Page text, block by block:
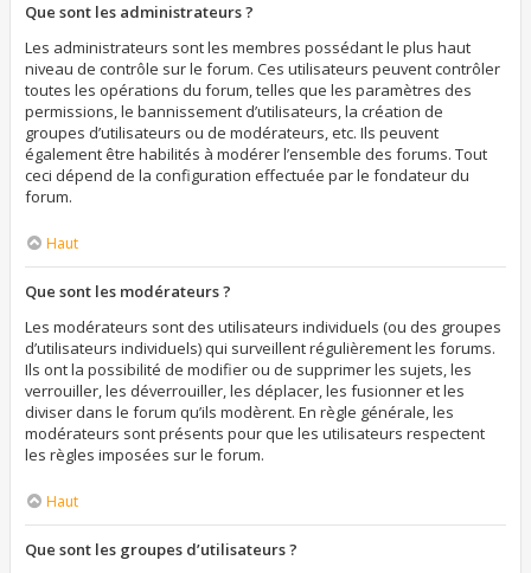
Que sont les administrateurs ?
Les administrateurs sont les membres possédant le plus haut
niveau de contrôle sur le forum. Ces utilisateurs peuvent contrôler
toutes les opérations du forum, telles que les paramètres des
permissions, le bannissement d’utilisateurs, la création de
groupes d’utilisateurs ou de modérateurs, etc. Ils peuvent
également être habilités à modérer l’ensemble des forums. Tout
ceci dépend de la configuration effectuée par le fondateur du
forum.
Haut
Que sont les modérateurs ?
Les modérateurs sont des utilisateurs individuels (ou des groupes
d’utilisateurs individuels) qui surveillent régulièrement les forums.
Ils ont la possibilité de modifier ou de supprimer les sujets, les
verrouiller, les déverrouiller, les déplacer, les fusionner et les
diviser dans le forum qu’ils modèrent. En règle générale, les
modérateurs sont présents pour que les utilisateurs respectent
les règles imposées sur le forum.
Haut
Que sont les groupes d’utilisateurs ?